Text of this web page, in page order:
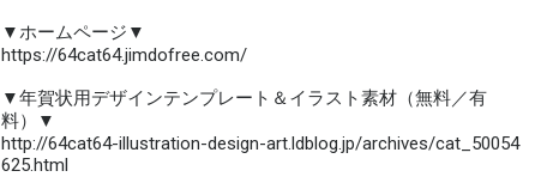
▼ホームページ▼
https://64cat64.jimdofree.com/
▼年賀状用デザインテンプレート＆イラスト素材（無料／有
料）▼
http://64cat64-illustration-design-art.ldblog.jp/archives/cat_50054
625.html